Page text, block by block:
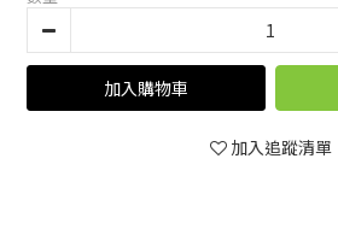
加入購物車
加入追蹤清單